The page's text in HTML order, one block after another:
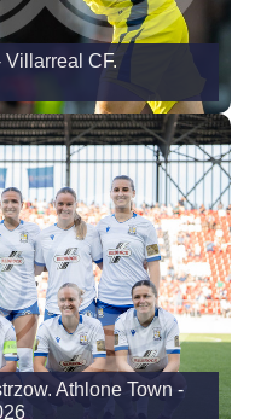
CF.
Athlone Town -